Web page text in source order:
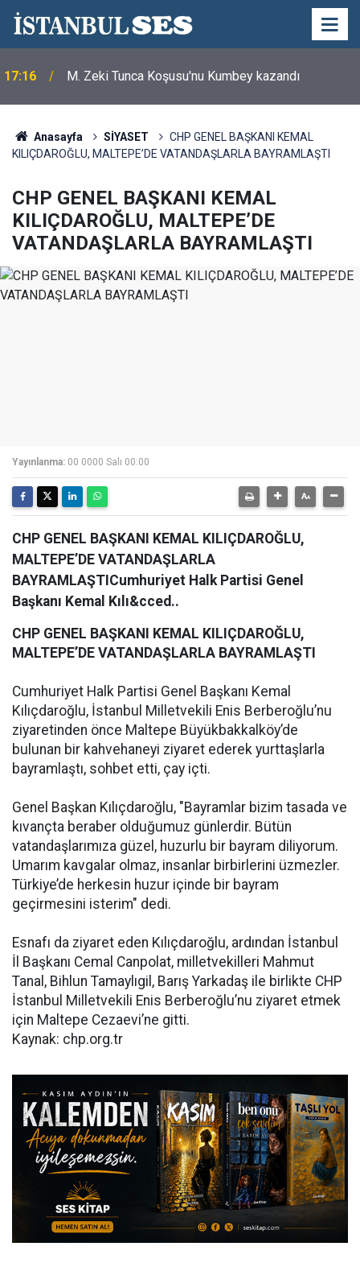
17:16 M. Zeki Tunca Koşusu'nu Kumbey kazandı
Anasayfa SİYASET
CHP GENEL BAŞKANI KEMAL
KILIÇDAROĞLU, MALTEPE’DE VATANDAŞLARLA BAYRAMLAŞTI
CHP GENEL BAŞKANI KEMAL
KILIÇDAROĞLU, MALTEPE’DE
VATANDAŞLARLA BAYRAMLAŞTI
Yayınlanma: 00 0000 Salı 00:00
CHP GENEL BAŞKANI KEMAL KILIÇDAROĞLU,
MALTEPE’DE VATANDAŞLARLA
BAYRAMLAŞTICumhuriyet Halk Partisi Genel
Başkanı Kemal Kılı&cced..
CHP GENEL BAŞKANI KEMAL KILIÇDAROĞLU,
MALTEPE’DE VATANDAŞLARLA BAYRAMLAŞTI
Cumhuriyet Halk Partisi Genel Başkanı Kemal
Kılıçdaroğlu, İstanbul Milletvekili Enis Berberoğlu’nu
ziyaretinden önce Maltepe Büyükbakkalköy’de
bulunan bir kahvehaneyi ziyaret ederek yurttaşlarla
bayramlaştı, sohbet etti, çay içti.
Genel Başkan Kılıçdaroğlu, "Bayramlar bizim tasada ve
kıvançta beraber olduğumuz günlerdir. Bütün
vatandaşlarımıza güzel, huzurlu bir bayram diliyorum.
Umarım kavgalar olmaz, insanlar birbirlerini üzmezler.
Türkiye’de herkesin huzur içinde bir bayram
geçirmesini isterim" dedi.
Esnafı da ziyaret eden Kılıçdaroğlu, ardından İstanbul
İl Başkanı Cemal Canpolat, milletvekilleri Mahmut
Tanal, Bihlun Tamaylıgil, Barış Yarkadaş ile birlikte CHP
İstanbul Milletvekili Enis Berberoğlu’nu ziyaret etmek
için Maltepe Cezaevi’ne gitti.
Kaynak: chp.org.tr